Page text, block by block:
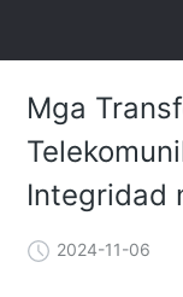
Mga
Integridad
2024-11-06